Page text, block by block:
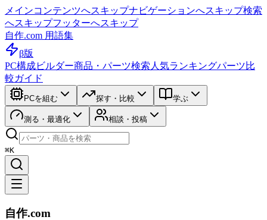
メインコンテンツへスキップナビゲーションへスキップ検索
へスキップフッターへスキップ
自作.com 用語集
β版
PC構成ビルダー商品・パーツ検索 人気ランキングパーツ比
較ガイド
PCを組む 探す・比較 学ぶ
測る・最適化 相談・投稿
⌘K
自作.com